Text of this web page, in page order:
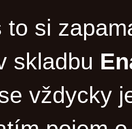
to si
skladbu
vždycky